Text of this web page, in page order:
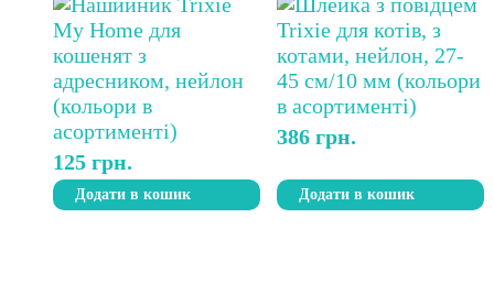
125 грн.
Додати в кошик
386грн.
Додати в кошик